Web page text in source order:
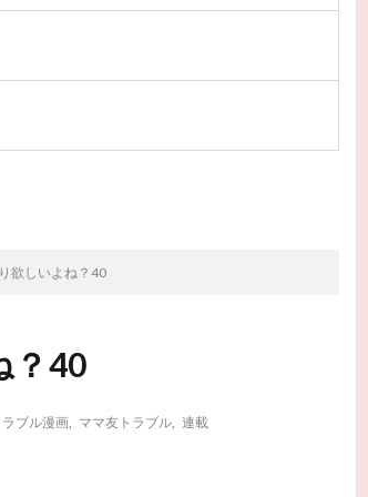
欲しいよね？40
？40
ラブル漫画 ママ友トラブル 連載